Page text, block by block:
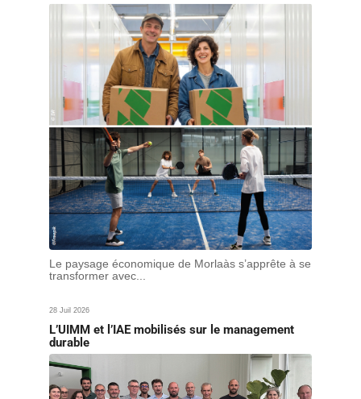
Le paysage économique de Morlaàs s’apprête à se
transformer avec...
28 Juil 2026
L’UIMM et l’IAE mobilisés sur le management
durable